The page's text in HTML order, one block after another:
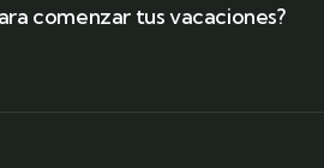
comenzar tus vacaciones?